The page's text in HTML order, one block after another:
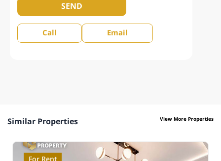
SEND
Call Email
Similar Properties View More Properties